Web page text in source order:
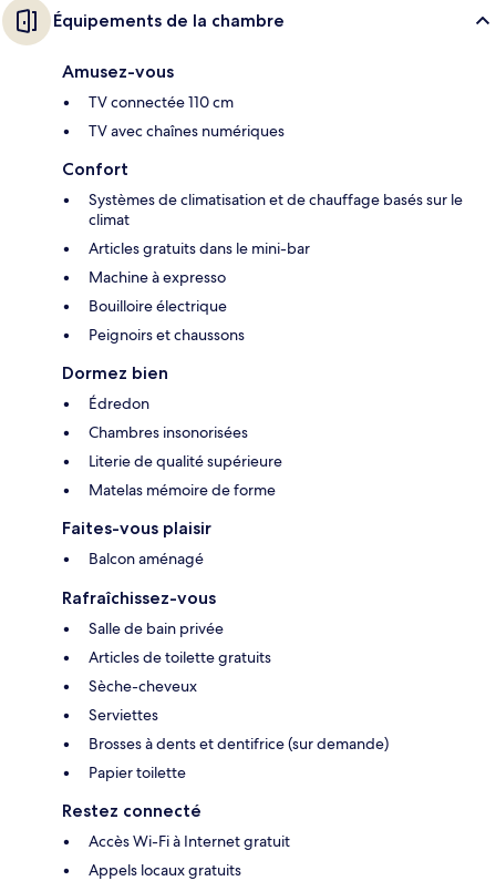
Équipements de la chambre
Amusez-vous
TV connectée 110 cm
TV avec chaînes numériques
Confort
Systèmes de climatisation et de chauffage basés sur le
climat
Articles gratuits dans le mini-bar
Machine à expresso
Bouilloire électrique
Peignoirs et chaussons
Dormez bien
Édredon
Chambres insonorisées
Literie de qualité supérieure
Matelas mémoire de forme
Faites-vous plaisir
Balcon aménagé
Rafraîchissez-vous
Salle de bain privée
Articles de toilette gratuits
Sèche-cheveux
Serviettes
Brosses à dents et dentifrice (sur demande)
Papier toilette
Restez connecté
Accès Wi-Fi à Internet gratuit
Appels locaux gratuits